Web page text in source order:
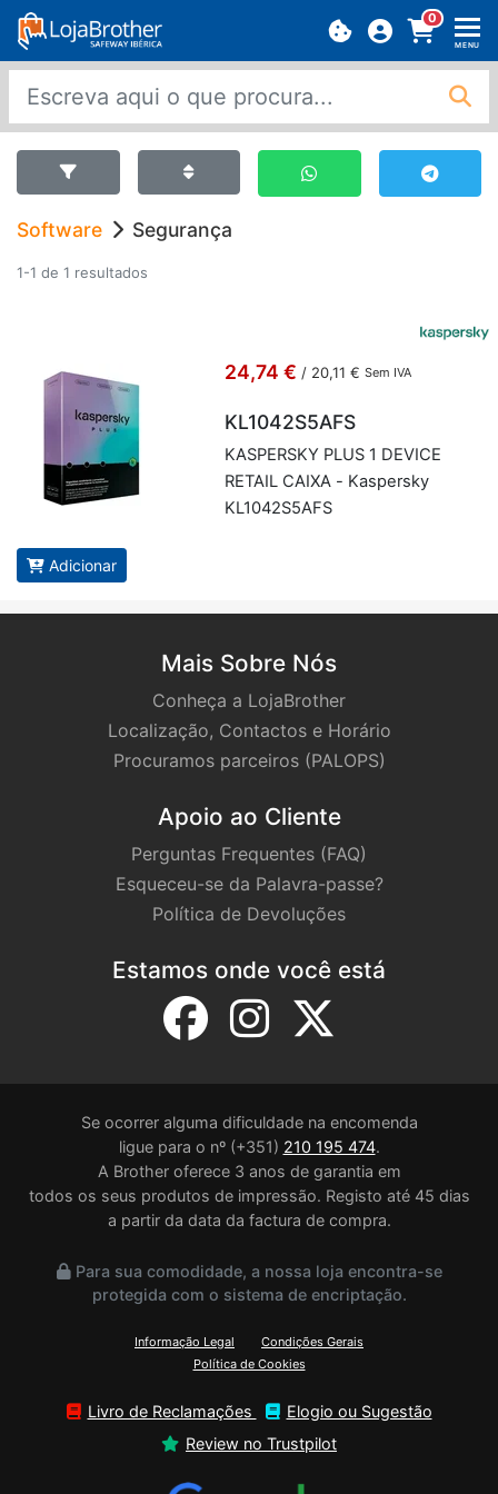
0
MENU
Software Segurança
1-1 de 1 resultados
24,74 € / 20,11 € Sem IVA
KL1042S5AFS
KAS­PERSKY PLUS 1 DE­VICE
RE­TAIL CAIXA - Kas­persky
KL1042S5AFS
Adicionar
Mais Sobre Nós
Conheça a LojaBrother
Localização, Contactos e Horário
Procuramos parceiros (PALOPS)
Apoio ao Cliente
Perguntas Frequentes (FAQ)
Esqueceu-se da Palavra-passe?
Política de Devoluções
Estamos onde você está
Se ocorrer alguma dificuldade na encomenda
ligue para o nº (+351) 210 195 474.
A Brother oferece 3 anos de garantia em
todos os seus produtos de impressão. Registo até 45 dias
a partir da data da factura de compra.
Para sua comodidade, a nossa loja encontra-se
protegida com o sistema de encriptação.
Informação Legal
Condições Gerais
Política de Cookies
Livro de Reclamações
Elogio ou Sugestão
Review no Trustpilot